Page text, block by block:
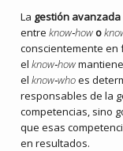
La gestión
entreknow‑how o
conscientemente en
elknow‑how
elknow‑whoes
responsables de la
competencias, sino
que esas
en resultados.